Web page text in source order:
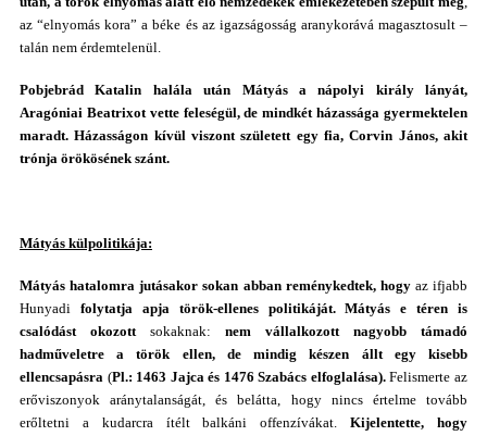
az “elnyomás kora” a béke és az igazságosság aranykorává magasztosult –
talán nem érdemtelenül.
Pobjebrád Katalin halála után Mátyás a nápolyi király lányát,
Aragóniai Beatrixot vette feleségül, de mindkét házassága gyermektelen
maradt. Házasságon kívül viszont született egy fia, Corvin János, akit
trónja örökösének szánt.
Mátyás külpolitikája:
Mátyás hatalomra jutásakor sokan abban reménykedtek, hogyaz ifjabb
Hunyadi folytatja apja török-ellenes politikáját. Mátyás e téren is
csalódást okozottsokaknak: nem vállalkozott nagyobb támadó
hadműveletre a török ellen, de mindig készen állt egy kisebb
ellencsapásra (Pl.: 1463 Jajca és 1476 Szabács elfoglalása).Felismerte az
erőviszonyok aránytalanságát, és belátta, hogy nincs értelme tovább
erőltetni a kudarcra ítélt balkáni offenzívákat.Kijelentette, hogy